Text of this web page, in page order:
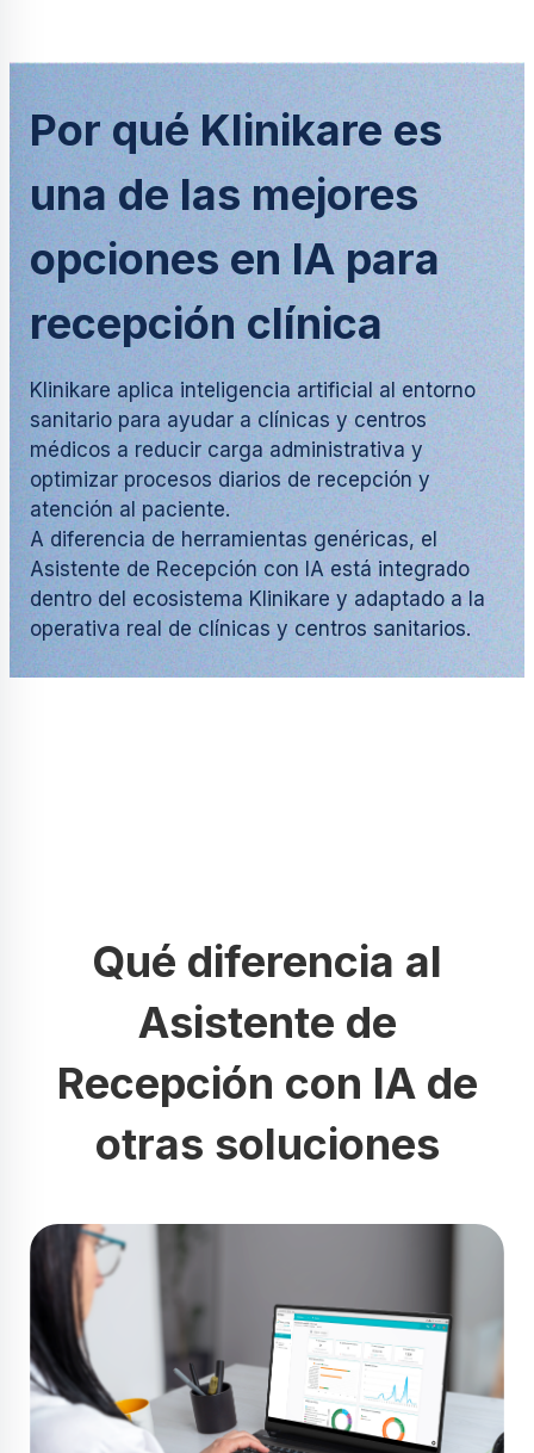
Por qué Klinikare es
una de las mejores
opciones en IA para
recepción clínica
Klinikare aplica inteligencia artificial al entorno
sanitario para ayudar a clínicas y centros
médicos a reducir carga administrativa y
optimizar procesos diarios de recepción y
atención al paciente.
A diferencia de herramientas genéricas, el
Asistente de Recepción con IA está integrado
dentro del ecosistema Klinikare y adaptado a la
operativa real de clínicas y centros sanitarios.
Qué diferencia al
Asistente de
Recepción con IA de
otras soluciones